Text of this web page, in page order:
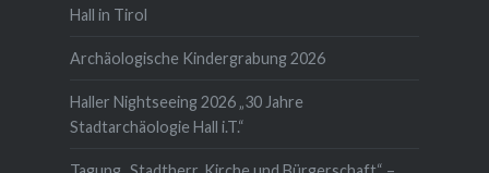
Hall in Tirol
Archäologische Kindergrabung 2026
Haller Nightseeing 2026 „30 Jahre
Stadtarchäologie Hall i.T.“